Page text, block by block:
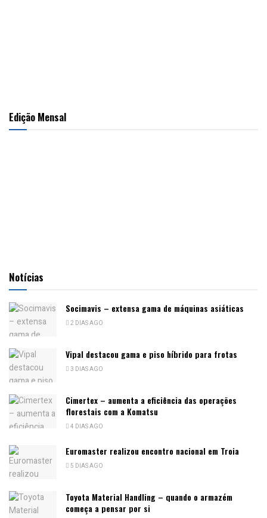
Edição Mensal
Notícias
Socimavis – extensa gama de máquinas asiáticas
2 DIAS AGO
Vipal destacou gama e piso híbrido para frotas
3 DIAS AGO
Cimertex – aumenta a eficiência das operações
florestais com a Komatsu
4 DIAS AGO
Euromaster realizou encontro nacional em Troia
5 DIAS AGO
Toyota Material Handling – quando o armazém
começa a pensar por si